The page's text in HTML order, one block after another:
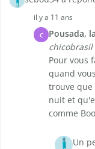
il y a 11 ans
C Pousada,
chicobrasil
Pour vous
quand
trouve que
nuit et
comme
Un